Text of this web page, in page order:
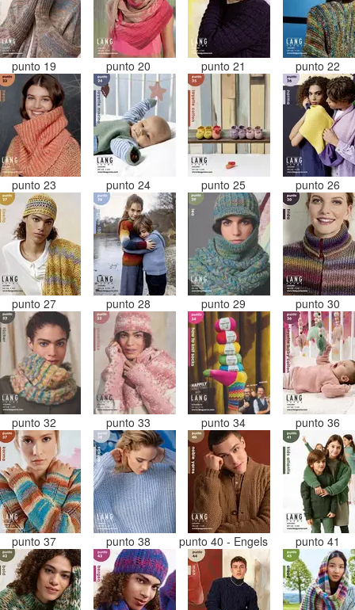
punto 19 punto 20 punto 21 punto 22
punto 23 punto 24 punto 25 punto 26
punto 27 punto 28 punto 29 punto 30
punto 32 punto 33 punto 34 punto 36
punto 37 punto 38 punto 40 - Engels punto 41